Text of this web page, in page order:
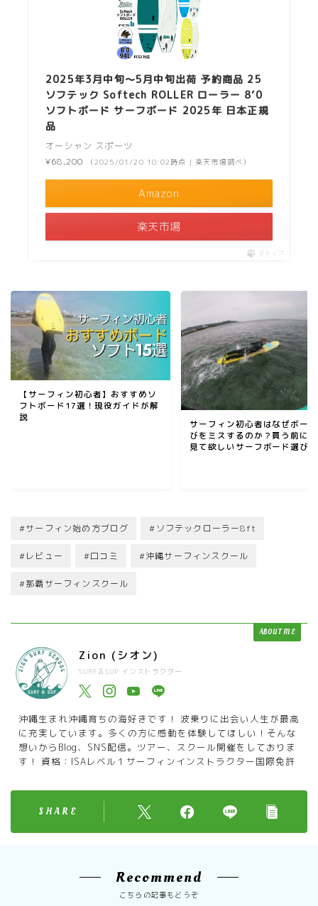
2025年3月中旬〜5月中旬出荷 予約商品 25
ソフテック Softech ROLLER ローラー 8’0
ソフトボード サーフボード 2025年 日本正規
品
オーシャン スポーツ
¥68,200
（2025/01/20 10:02時点 | 楽天市場調べ）
Amazon
楽天市場
ポチップ
【サーフィン初心者】おすすめソ
フトボード17選！現役ガイドが解
説
サーフィン初心者はなぜボー
びをミスするのか？買う前に
見て欲しいサーフボード選び
#サーフィン始め方ブログ #ソフテックローラー8ft
#レビュー #口コミ #沖縄サーフィンスクール
#那覇サーフィンスクール
ABOUT ME
Zion (シオン)
SURF＆SUP インストラクター
沖縄生まれ沖縄育ちの海好きです！ 波乗りに出会い人生が最高
に充実しています。多くの方に感動を体験してほしい！そんな
想いからBlog、SNS配信。ツアー、スクール開催をしておりま
す！ 資格：ISAレベル１サーフィンインストラクター国際免許
SHARE
Recommend
こちらの記事もどうぞ